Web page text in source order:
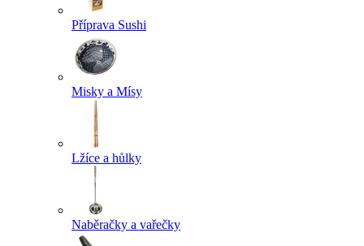
Příprava Sushi
Misky a Mísy
Lžíce a hůlky
Naběračky a vařečky